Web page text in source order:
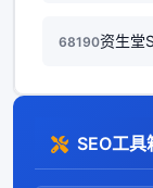
68190资生堂
SEO工具